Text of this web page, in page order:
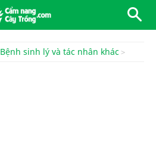
Bệnh sinh lý và tác nhân khác